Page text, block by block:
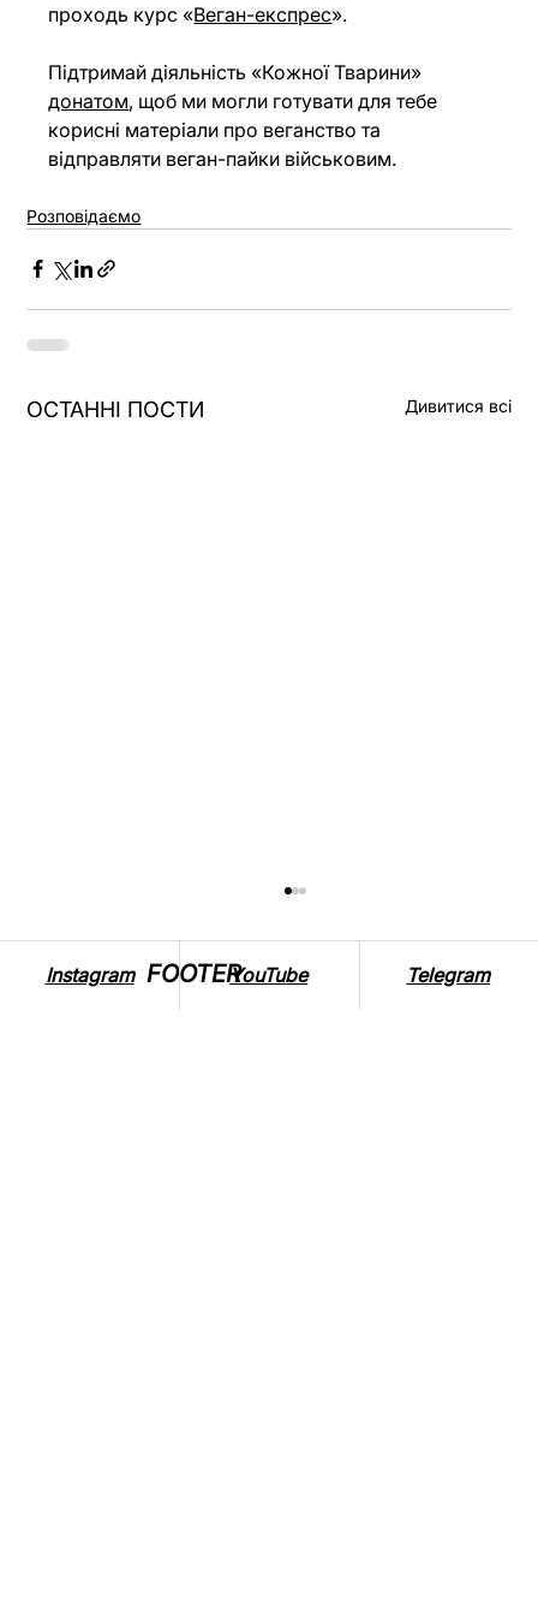
проходь курс «Веган-експрес».
Підтримай діяльність «Кожної Тварини»
донатом, щоб ми могли готувати для тебе
корисні матеріали про веганство та
відправляти веган-пайки військовим.
Розповідаємо
ОСТАННІ ПОСТИ Дивитися всі
FOOTER
Instagram YouTube Telegram